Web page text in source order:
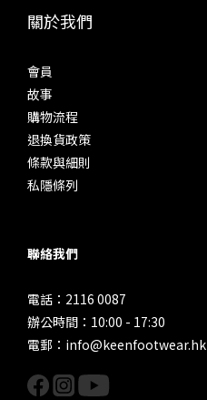
關於我們
會員
故事
購物流程
退換貨政策
條款與細則
私隱條列
聯絡我們
電話：2116 0087
辦公時間：10:00 - 17:30
電郵：info@keenfootwear.hk